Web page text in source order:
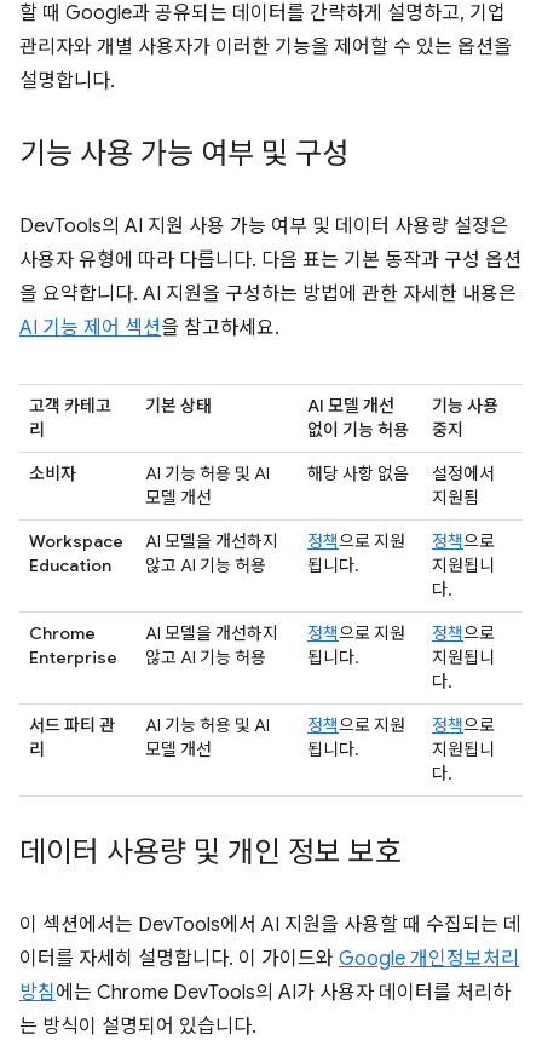
할 때 Google과 공유되는 데이터를 간략하게 설명하고, 기업
관리자와 개별 사용자가 이러한 기능을 제어할 수 있는 옵션을
설명합니다.
기능 사용 가능 여부 및 구성
DevTools의 AI 지원 사용 가능 여부 및 데이터 사용량 설정은
사용자 유형에 따라 다릅니다. 다음 표는 기본 동작과 구성 옵션
을 요약합니다. AI 지원을 구성하는 방법에 관한 자세한 내용은
AI 기능 제어 섹션을 참고하세요.
고객 카테고
리
기본 상태
AI 모델 개선
없이 기능 허용
기능 사용
중지
소비자
AI 기능 허용 및 AI
모델 개선
해당 사항 없음
설정에서
지원됨
Workspace
Education
AI 모델을 개선하지
않고 AI 기능 허용
정책으로 지원
됩니다.
정책으로
지원됩니
다.
Chrome
Enterprise
AI 모델을 개선하지
않고 AI 기능 허용
정책으로 지원
됩니다.
정책으로
지원됩니
다.
서드 파티 관
리
AI 기능 허용 및 AI
모델 개선
정책으로 지원
됩니다.
정책으로
지원됩니
다.
데이터 사용량 및 개인 정보 보호
이 섹션에서는 DevTools에서 AI 지원을 사용할 때 수집되는 데
이터를 자세히 설명합니다. 이 가이드와 Google 개인정보처리
방침에는 Chrome DevTools의 AI가 사용자 데이터를 처리하
는 방식이 설명되어 있습니다.